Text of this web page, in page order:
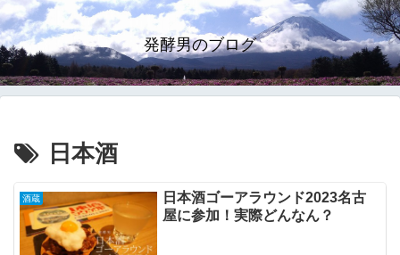
発酵男のブログ
日本酒
酒蔵
日本酒ゴーアラウンド2023名古
屋に参加！実際どんなん？